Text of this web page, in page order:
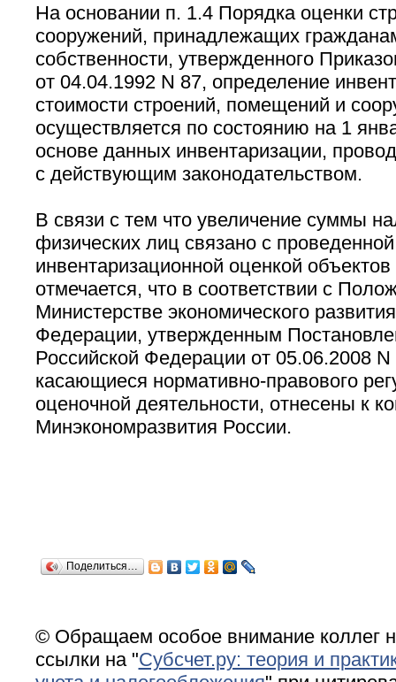
На основании п. 1.4 Порядка оценки
сооружений, принадлежащих
собственности, утвержденного
от 04.04.1992 N 87, определение
стоимости строений, помещений и
осуществляется по состоянию на 1
основе данных инвентаризации,
с действующим законодательством.
В связи с тем что увеличение суммы
физических лиц связано с проведенной
инвентаризационной оценкой
отмечается, что в соответствии с
Министерстве экономического
Федерации, утвержденным
Российской Федерации от 05.06.2008
касающиеся нормативно-правового
оценочной деятельности, отнесены к
Минэкономразвития России.
Поделиться…
© Обращаем особое внимание коллег
ссылки на "Субсчет.ру: теория и